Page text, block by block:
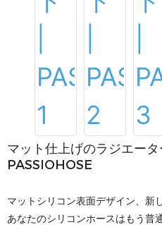
マット仕上げのラジエータ
PASSIOHOSE
マットシリコン表面デザイン、新
あなたのシリコンホースはもう普